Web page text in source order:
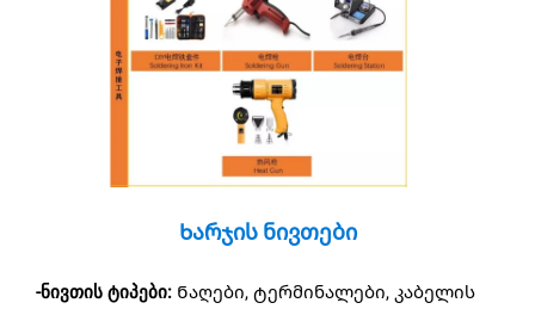
Ხარჯის Ნივთები
-ნივთის ტიპები: Ნაღები, ტერმინალები, კაბელის